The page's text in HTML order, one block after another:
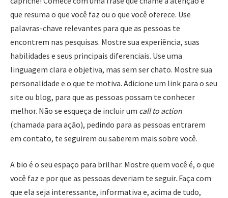
que resuma o que você faz ou o que você oferece. Use
palavras-chave relevantes para que as pessoas te
encontrem nas pesquisas. Mostre sua experiência, suas
habilidades e seus principais diferenciais. Use uma
linguagem clara e objetiva, mas sem ser chato. Mostre sua
personalidade e o que te motiva. Adicione um link para o seu
site ou blog, para que as pessoas possam te conhecer
melhor. Não se esqueça de incluir um call to action
(chamada para ação), pedindo para as pessoas entrarem
em contato, te seguirem ou saberem mais sobre você.
A bio é o seu espaço para brilhar. Mostre quem você é, o que
você faz e por que as pessoas deveriam te seguir. Faça com
que ela seja interessante, informativa e, acima de tudo,